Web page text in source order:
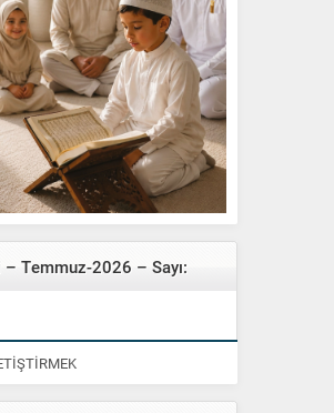
Temmuz-2026 – Sayı: